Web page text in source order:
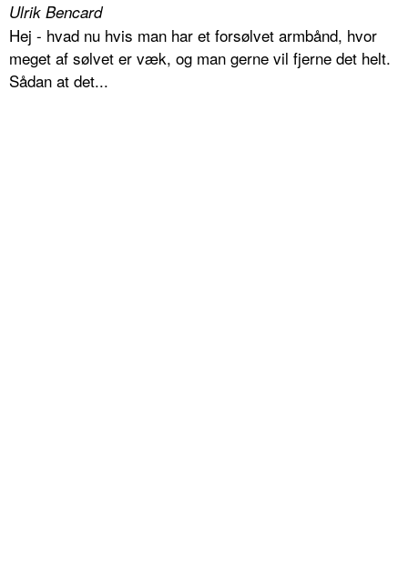
Ulrik Bencard
Hej - hvad nu hvis man har et forsølvet armbånd, hvor
meget af sølvet er væk, og man gerne vil fjerne det helt.
Sådan at det...